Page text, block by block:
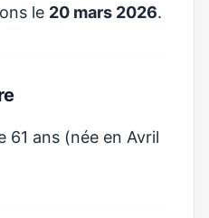
le 20 mars 2026.
61 ans (née en Avril